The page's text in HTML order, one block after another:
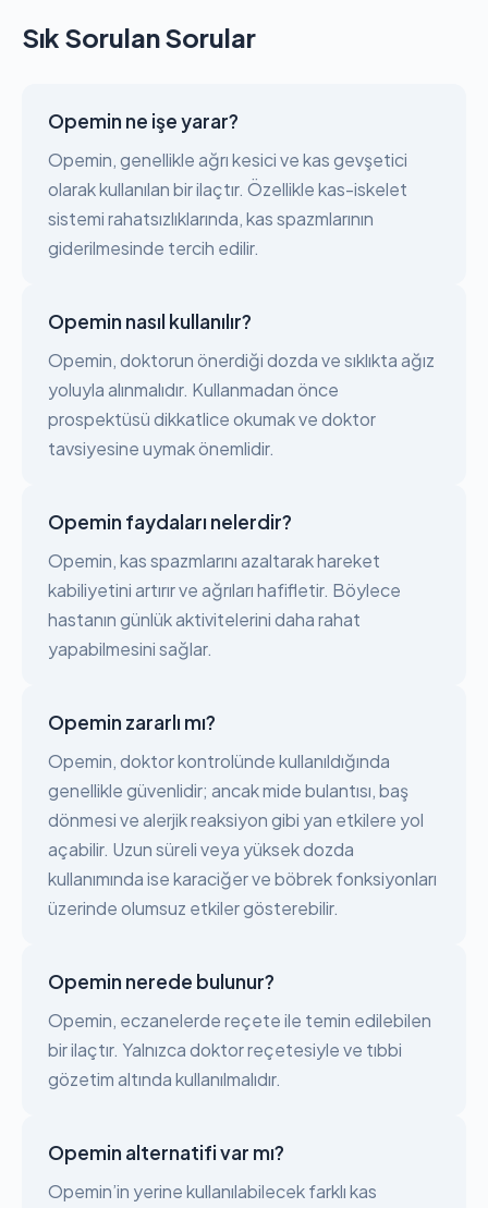
Sık Sorulan Sorular
Opemin ne işe yarar?
Opemin, genellikle ağrı kesici ve kas gevşetici
olarak kullanılan bir ilaçtır. Özellikle kas-iskelet
sistemi rahatsızlıklarında, kas spazmlarının
giderilmesinde tercih edilir.
Opemin nasıl kullanılır?
Opemin, doktorun önerdiği dozda ve sıklıkta ağız
yoluyla alınmalıdır. Kullanmadan önce
prospektüsü dikkatlice okumak ve doktor
tavsiyesine uymak önemlidir.
Opemin faydaları nelerdir?
Opemin, kas spazmlarını azaltarak hareket
kabiliyetini artırır ve ağrıları hafifletir. Böylece
hastanın günlük aktivitelerini daha rahat
yapabilmesini sağlar.
Opemin zararlı mı?
Opemin, doktor kontrolünde kullanıldığında
genellikle güvenlidir; ancak mide bulantısı, baş
dönmesi ve alerjik reaksiyon gibi yan etkilere yol
açabilir. Uzun süreli veya yüksek dozda
kullanımında ise karaciğer ve böbrek fonksiyonları
üzerinde olumsuz etkiler gösterebilir.
Opemin nerede bulunur?
Opemin, eczanelerde reçete ile temin edilebilen
bir ilaçtır. Yalnızca doktor reçetesiyle ve tıbbi
gözetim altında kullanılmalıdır.
Opemin alternatifi var mı?
Opemin’in yerine kullanılabilecek farklı kas